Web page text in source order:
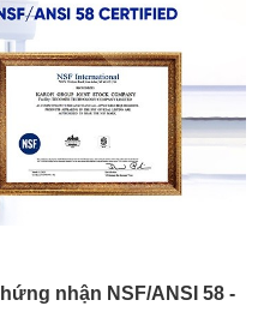
nhận NSF/ANSI 58 -